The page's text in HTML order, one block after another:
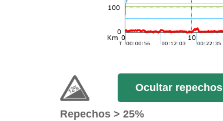
Ocultar repechos
Repechos > 25%